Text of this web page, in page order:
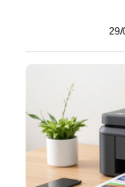
29/